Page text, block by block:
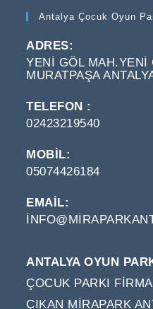
Antalya Çocuk Oyun
ADRES:
YENI GÖL MAH.YENI
MURATPAŞA
TELEFON :
02423219540
MOBIL:
05074426184
EMAIL:
ANTALYA OYUN
ÇOCUK PARKI
ÇIKAN MIRAPARK